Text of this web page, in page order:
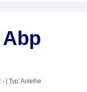
- | Typ: Anleihe